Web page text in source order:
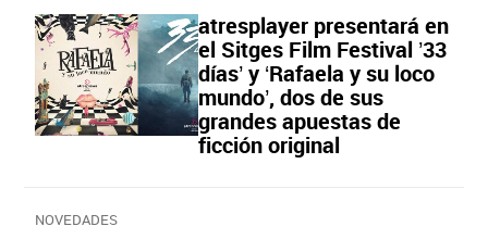
atresplayer presentará en
el Sitges Film Festival ’33
días’ y ‘Rafaela y su loco
mundo’, dos de sus
grandes apuestas de
ficción original
NOVEDADES